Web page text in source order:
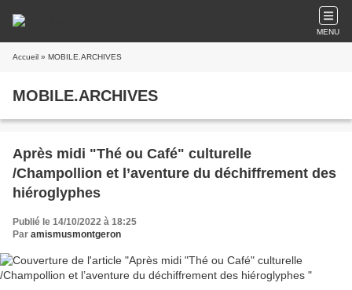
MENU
Accueil » MOBILE.ARCHIVES
MOBILE.ARCHIVES
Après midi "Thé ou Café" culturelle
/Champollion et l’aventure du déchiffrement des
hiéroglyphes
Publié le 14/10/2022 à 18:25
Par amismusmontgeron